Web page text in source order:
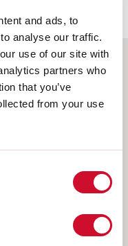
and ads, to
analyse our traffic.
use of our site with
partners who
that you’ve
from your use